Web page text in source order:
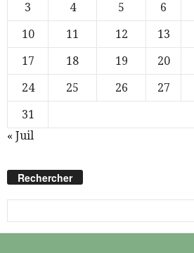
3
4 5 6
10
11 12 13
17
18 19 20
24
25 26 27
31
« Juil
Rechercher